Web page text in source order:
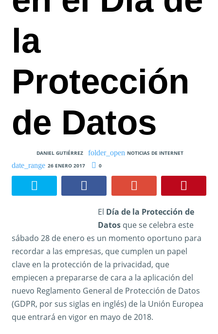
la
Protección
de Datos
DANIEL GUTIÉRREZ
NOTICIAS DE INTERNET
26 ENERO 2017
0
El Día de la Protección de
Datosque se celebra este
sábado 28 de enero es un momento oportuno para
recordar a las empresas, que cumplen un papel
clave en la protección de la privacidad, que
empiecen a prepararse de cara a la aplicación del
nuevo Reglamento General de Protección de Datos
(GDPR, por sus siglas en inglés) de la Unión Europea
que entrará en vigor en mayo de 2018.